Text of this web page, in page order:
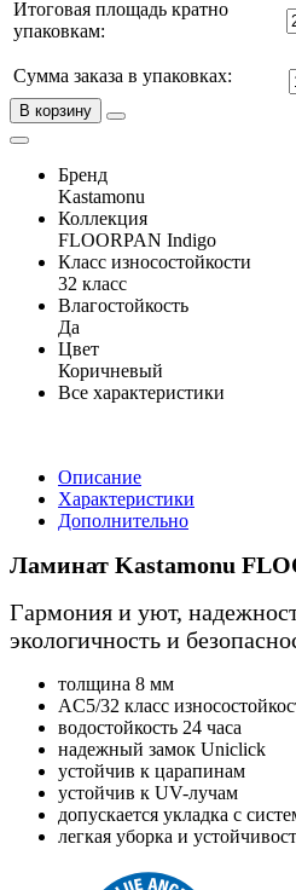
Итоговая площадь кратно
упаковкам:
Сумма заказа в упаковках:
В корзину
Бренд
Kastamonu
Коллекция
FLOORPAN Indigo
Класс износостойкости
32 класс
Влагостойкость
Да
Цвет
Коричневый
Все характеристики
Описание
Характеристики
Дополнительно
Ламинат Kastamonu
Гармония и уют,
экологичность и
толщина 8 мм
AC5/32 класс
водостойкость 24 часа
надежный замок Uniclick
устойчив к царапинам
устойчив к UV-лучам
допускается укладка с
легкая уборка и